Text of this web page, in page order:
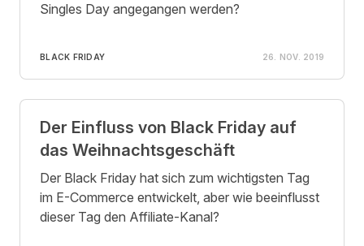
Singles Day angegangen werden?
BLACK FRIDAY 26. NOV. 2019
Der Einfluss von Black Friday auf
das Weihnachtsgeschäft
Der Black Friday hat sich zum wichtigsten Tag
im E-Commerce entwickelt, aber wie beeinflusst
dieser Tag den Affiliate-Kanal?